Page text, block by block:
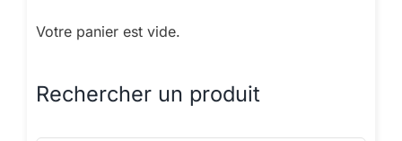
Votre panier est vide.
Rechercher un produit